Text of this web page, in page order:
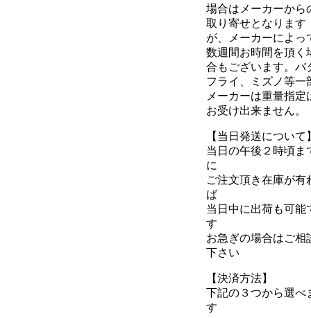
場合はメーカーから
取り寄せとなります
が、メーカーによっ
数週間お時間を頂く
合もございます。バ
フライ、ミズノ等一
メーカーは重量指定
お受け出来ません。
【当日発送について】
当日の午後２時頃ま
に
ご注文頂き在庫が有
ば
当日中に出荷も可能
す
お急ぎの場合はご相
下さい
【決済方法】
下記の３つから選べ
す